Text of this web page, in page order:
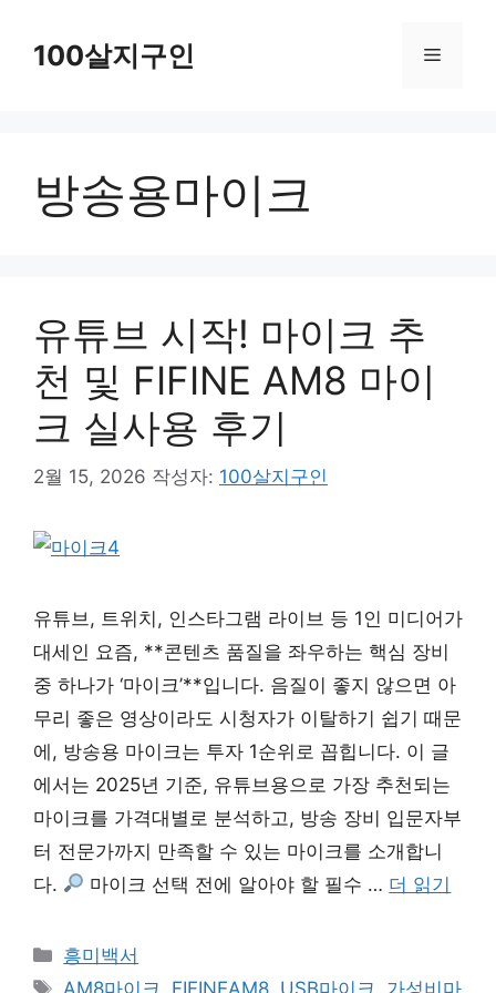
100살지구인 메
방송용마이크
유튜브 시작! 마이크 추
천 및 FIFINE AM8 마이
크 실사용 후기
2월 15, 2026 작성자: 100살지구인
유튜브, 트위치, 인스타그램 라이브 등 1인 미디어가
대세인 요즘, **콘텐츠 품질을 좌우하는 핵심 장비
중 하나가 ‘마이크’**입니다. 음질이 좋지 않으면 아
무리 좋은 영상이라도 시청자가 이탈하기 쉽기 때문
에, 방송용 마이크는 투자 1순위로 꼽힙니다. 이 글
에서는 2025년 기준, 유튜브용으로 가장 추천되는
마이크를 가격대별로 분석하고, 방송 장비 입문자부
터 전문가까지 만족할 수 있는 마이크를 소개합니
다.
마이크 선택 전에 알아야 할 필수 … 더 읽기
카
테
흥미백서
태
AM8마이크 FIFINEAM8 USB마이크 가성비마